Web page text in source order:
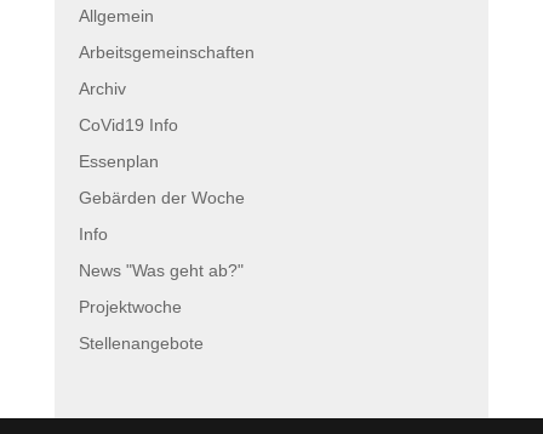
Allgemein
Arbeitsgemeinschaften
Archiv
CoVid19 Info
Essenplan
Gebärden der Woche
Info
News "Was geht ab?"
Projektwoche
Stellenangebote